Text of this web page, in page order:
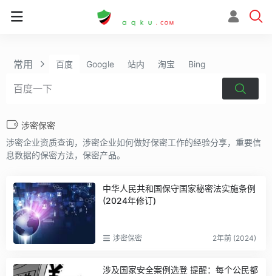
常用 百度 Google 站内 淘宝 Bing
涉密保密
涉密企业资质查询，涉密企业如何做好保密工作的经验分享，重要信
息数据的保密方法，保密产品。
中华人民共和国保守国家秘密法实施条例
(2024年修订)
涉密保密 2年前 (2024)
涉及国家安全案例选登 提醒：每个公民都